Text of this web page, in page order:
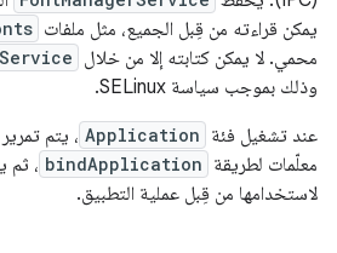
يمكن قراءته من قِبل الجميع، مثل ملفات
محمي. لا يمكن كتابته إلا من خلال
وذلك بموجب سياسة SELinux.
عند تشغيل فئة Application ، يتم
معلّمات لطريقة bindApplication ، ثم
لاستخدامها من قِبل عملية التطبيق.